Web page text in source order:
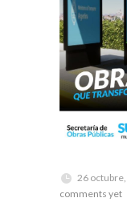
26
comments yet